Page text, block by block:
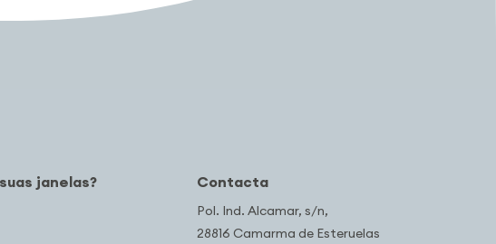
janelas? Contacta
Pol. Ind. Alcamar, s/n,
28816 Camarma de Esteruelas